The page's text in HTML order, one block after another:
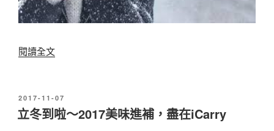
閱讀全文〈
寒
流
發
佈
於
2017-11-07
立冬到啦～2017美味進補，盡在iCarry